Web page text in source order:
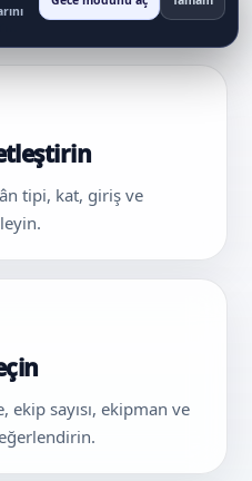
tipi, kat, giriş ve
ekip sayısı, ekipman ve